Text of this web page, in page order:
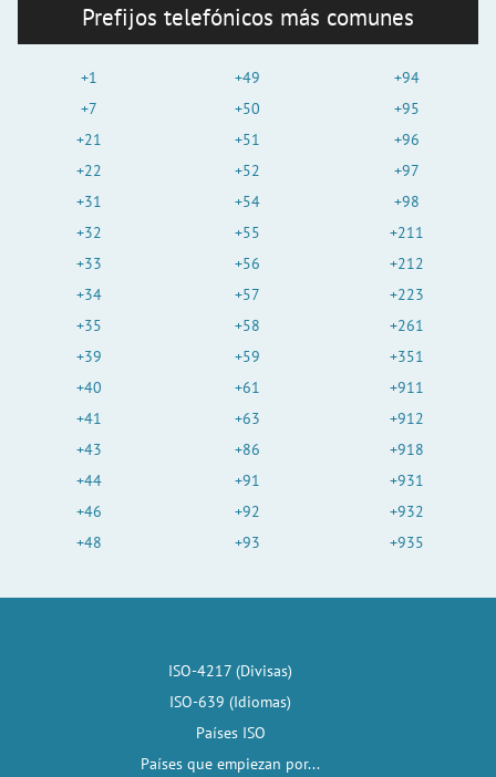
Prefijos telefónicos más comunes
+1
+7
+21
+22
+31
+32
+33
+34
+35
+39
+40
+41
+43
+44
+46
+48
+49
+50
+51
+52
+54
+55
+56
+57
+58
+59
+61
+63
+86
+91
+92
+93
+94
+95
+96
+97
+98
+211
+212
+223
+261
+351
+911
+912
+918
+931
+932
+935
ISO-4217 (Divisas)
ISO-639 (Idiomas)
Países ISO
Países que empiezan por...